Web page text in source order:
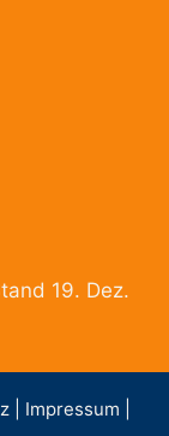
19. Dez.
| Impressum |